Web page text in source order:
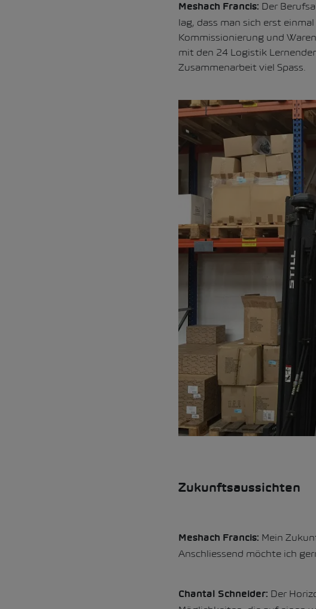
Meshach Francis: Der
lag, dass man sich erst
Kommissionierung und
mit den 24 Logistik
Zusammenarbeit viel Spass.
Zukunftsaussichten
Meshach Francis: Mein
Anschliessend möchte ich
Chantal Schneider: Der